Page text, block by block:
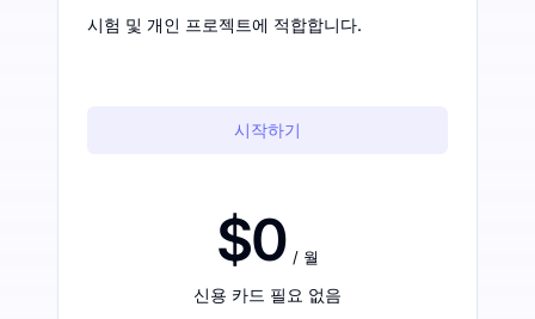
시험 및 개인 프로젝트에 적합합니다.
시작하기
$0 / 월
신용 카드 필요 없음